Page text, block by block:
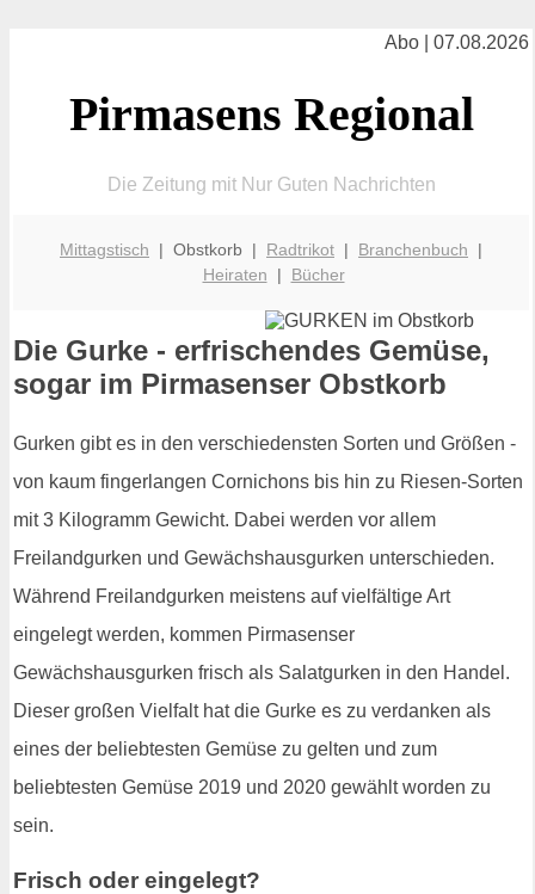
Abo | 07.08.2026
Pirmasens Regional
Die Zeitung mit Nur Guten Nachrichten
Mittagstisch | Obstkorb | Radtrikot | Branchenbuch |
Heiraten | Bücher
Die Gurke - erfrischendes Gemüse,
sogar im Pirmasenser Obstkorb
Gurken gibt es in den verschiedensten Sorten und Größen -
von kaum fingerlangen Cornichons bis hin zu Riesen-Sorten
mit 3 Kilogramm Gewicht. Dabei werden vor allem
Freilandgurken und Gewächshausgurken unterschieden.
Während Freilandgurken meistens auf vielfältige Art
eingelegt werden, kommen Pirmasenser
Gewächshausgurken frisch als Salatgurken in den Handel.
Dieser großen Vielfalt hat die Gurke es zu verdanken als
eines der beliebtesten Gemüse zu gelten und zum
beliebtesten Gemüse 2019 und 2020 gewählt worden zu
sein.
Frisch oder eingelegt?